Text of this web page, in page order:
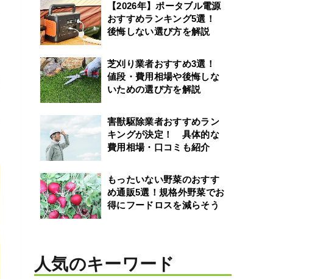
【2026年】ポータブル電源
おすすめランキング5選！
後悔しない選び方を解説
芝刈り業者おすすめ3選！
値段・費用相場や後悔しな
いための選び方を解説
害獣駆除業者おすすめラン
キングが決定！ 具体的な
費用相場・口コミも紹介
もったいない野菜のおすす
め通販5選！規格外野菜でお
得にフードロスを減らそう
人気のキーワード